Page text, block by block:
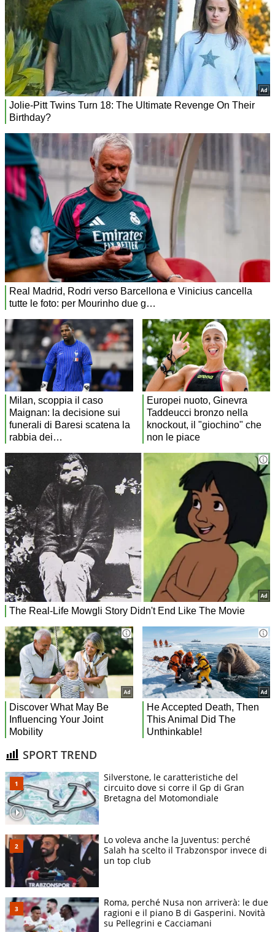
SPORT TREND
Silverstone, le caratteristiche del
circuito dove si corre il Gp di Gran
Bretagna del Motomondiale
Lo voleva anche la Juventus: perché
Salah ha scelto il Trabzonspor invece di
un top club
Roma, perché Nusa non arriverà: le due
ragioni e il piano B di Gasperini. Novità
su Pellegrini e Cacciamani